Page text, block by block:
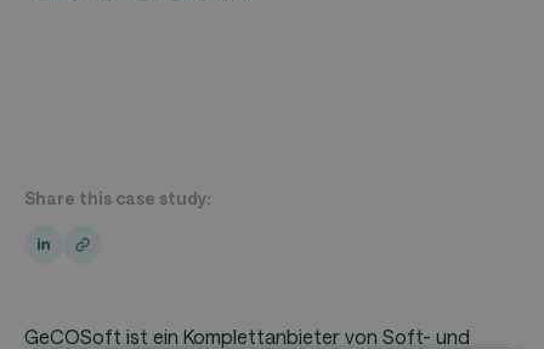
Share this case study:
GeCOSoft ist ein Komplettanbieter von Soft- und